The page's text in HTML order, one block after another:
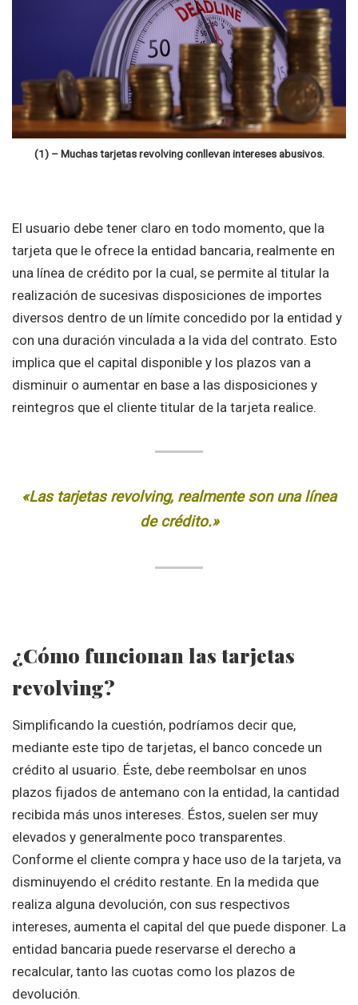
(1) – Muchas tarjetas revolving conllevan intereses abusivos.
El usuario debe tener claro en todo momento, que la
tarjeta que le ofrece la entidad bancaria, realmente en
una línea de crédito por la cual, se permite al titular la
realización de sucesivas disposiciones de importes
diversos dentro de un límite concedido por la entidad y
con una duración vinculada a la vida del contrato. Esto
implica que el capital disponible y los plazos van a
disminuir o aumentar en base a las disposiciones y
reintegros que el cliente titular de la tarjeta realice.
«Las tarjetas revolving, realmente son una línea
de crédito.»
¿Cómo funcionan las tarjetas
revolving?
Simplificando la cuestión, podríamos decir que,
mediante este tipo de tarjetas, el banco concede un
crédito al usuario. Éste, debe reembolsar en unos
plazos fijados de antemano con la entidad, la cantidad
recibida más unos intereses. Éstos, suelen ser muy
elevados y generalmente poco transparentes.
Conforme el cliente compra y hace uso de la tarjeta, va
disminuyendo el crédito restante. En la medida que
realiza alguna devolución, con sus respectivos
intereses, aumenta el capital del que puede disponer. La
entidad bancaria puede reservarse el derecho a
recalcular, tanto las cuotas como los plazos de
devolución.